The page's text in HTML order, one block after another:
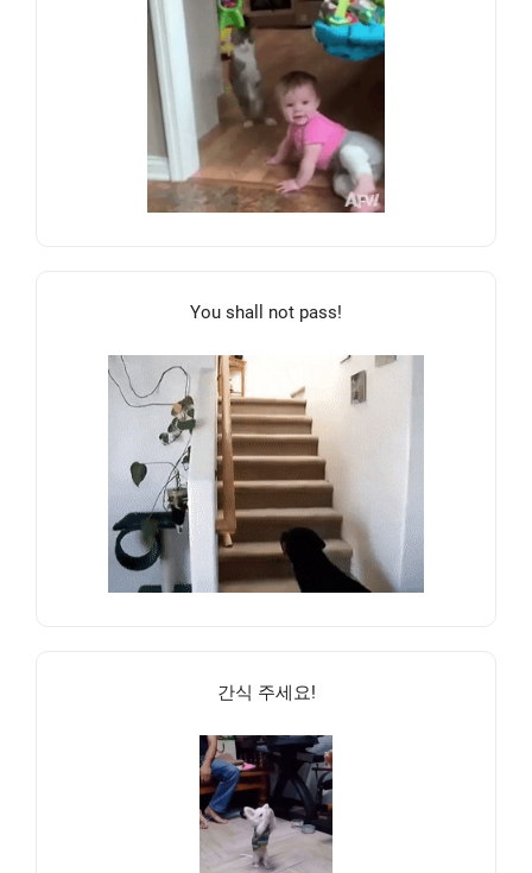
You shall not pass!
간식 주세요!